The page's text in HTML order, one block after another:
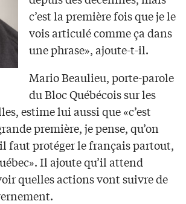
c’est la première fois que je le
vois articulé comme ça dans
une phrase», ajoute-t-il.
Mario Beaulieu, porte-parole
du Bloc Québécois sur les
estime lui aussi que «c’est
première, je pense, qu’on
faut protéger le français partout,
Il ajoute qu’il attend
quelles actions vont suivre de